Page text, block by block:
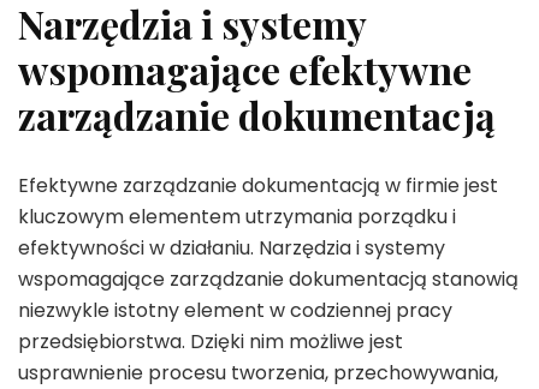
Narzędzia i systemy
wspomagające efektywne
zarządzanie dokumentacją
Efektywne zarządzanie dokumentacją w firmie jest
kluczowym elementem utrzymania porządku i
efektywności w działaniu. Narzędzia i systemy
wspomagające zarządzanie dokumentacją stanowią
niezwykle istotny element w codziennej pracy
przedsiębiorstwa. Dzięki nim możliwe jest
usprawnienie procesu tworzenia, przechowywania,